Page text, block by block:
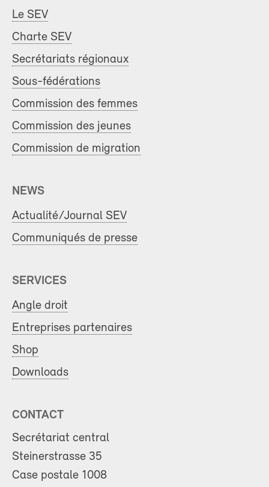
Le SEV
Charte SEV
Secrétariats régionaux
Sous-fédérations
Commission des femmes
Commission des jeunes
Commission de migration
NEWS
Actualité/Journal SEV
Communiqués de presse
SERVICES
Angle droit
Entreprises partenaires
Shop
Downloads
CONTACT
Secrétariat central
Steinerstrasse 35
Case postale 1008